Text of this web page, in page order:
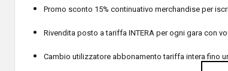
Promo sconto 15% continuativo merchandise per
Rivendita posto a tariffa INTERA per ogni gara con
Cambio utilizzatore abbonamento tariffa intera fino